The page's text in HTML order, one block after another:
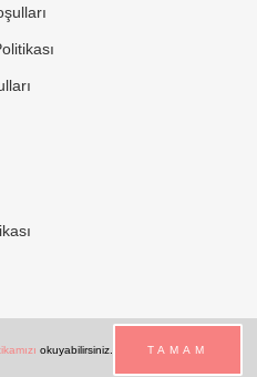
Korkunç | Tüm Hakları Saklıdır. |
okuyabilirsiniz. TAMAM